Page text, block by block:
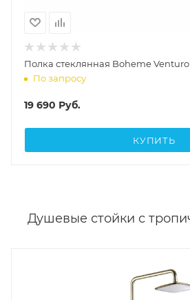
Полка стеклянная Boheme Venturo
По запросу
19 690 Руб.
КУПИТЬ
Душевые стойки с